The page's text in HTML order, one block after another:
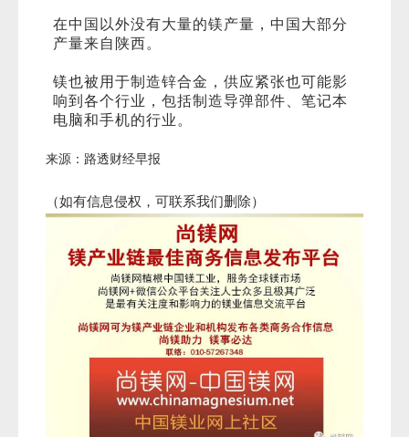
在中国以外没有大量的镁产量，中国大部分
产量来自陕西。
镁也被用于制造锌合金，供应紧张也可能影
响到各个行业，包括制造导弹部件、笔记本
电脑和手机的行业。
来源：路透财经早报
（如有信息侵权，可联系我们删除）